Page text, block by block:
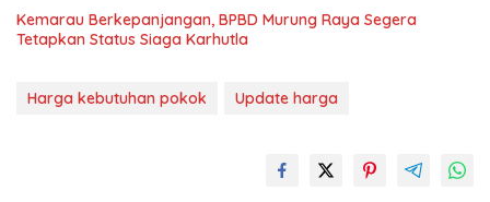
Kemarau Berkepanjangan, BPBD Murung Raya Segera
Tetapkan Status Siaga Karhutla
Harga kebutuhan pokok Update harga